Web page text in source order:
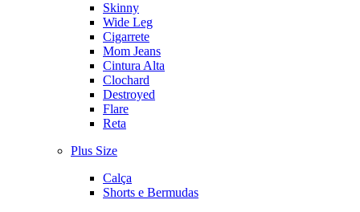
Skinny
Wide Leg
Cigarrete
Mom Jeans
Cintura Alta
Clochard
Destroyed
Flare
Reta
Plus Size
Calça
Shorts e Bermudas